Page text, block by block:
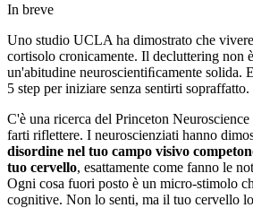
In breve
Uno studio UCLA ha dimostrato che
cortisolo cronicamente. Il decluttering non
un'abitudine neuroscientiﬁcamente solida.
5 step per iniziare senza sentirti sopraffatto.
C'è una ricerca del Princeton
farti riflettere. I neuroscienziati hanno
disordine nel tuo campo visivo
tuo cervello, esattamente come fanno le
Ogni cosa fuori posto è un micro-stimolo
cognitive. Non lo senti, ma il tuo cervello